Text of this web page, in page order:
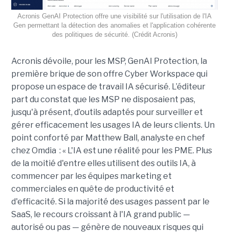
Acronis GenAI Protection offre une visibilité sur l'utilisation de l'IA
Gen permettant la détection des anomalies et l'application cohérente
des politiques de sécurité. (Crédit Acronis)
Acronis dévoile, pour les MSP, GenAI Protection, la
première brique de son offre Cyber Workspace qui
propose un espace de travail IA sécurisé. L’éditeur
part du constat que les MSP ne disposaient pas,
jusqu'à présent, d’outils adaptés pour surveiller et
gérer efficacement les usages IA de leurs clients. Un
point conforté par Matthew Ball, analyste en chef
chez Omdia : « L'IA est une réalité pour les PME. Plus
de la moitié d'entre elles utilisent des outils IA, à
commencer par les équipes marketing et
commerciales en quête de productivité et
d'efficacité. Si la majorité des usages passent par le
SaaS, le recours croissant à l'IA grand public —
autorisé ou pas — génère de nouveaux risques qui